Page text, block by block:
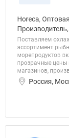
Horeca,
Поставляем
ассортимент
морепродуктов
прозрачные цены
магазинов,
Россия,